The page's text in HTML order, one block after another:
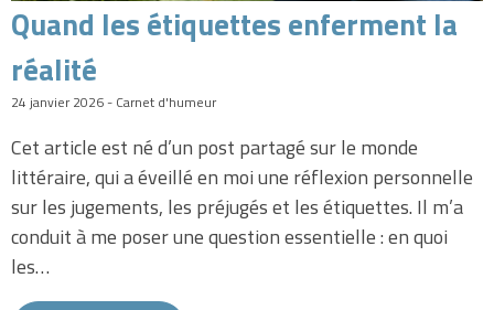
Quand les étiquettes enferment la
réalité
24 janvier 2026 - Carnet d'humeur
Cet article est né d’un post partagé sur le monde
littéraire, qui a éveillé en moi une réflexion personnelle
sur les jugements, les préjugés et les étiquettes. Il m’a
conduit à me poser une question essentielle : en quoi
les…